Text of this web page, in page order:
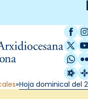
X /
Radio
Hoja dominical del